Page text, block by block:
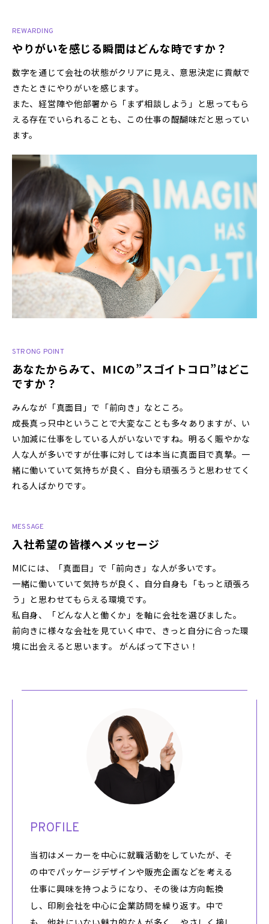
REWARDING
やりがいを感じる瞬間はどんな時ですか？
数字を通じて会社の状態がクリアに見え、意思決定に貢献で
きたときにやりがいを感じます。
また、経営陣や他部署から「まず相談しよう」と思ってもら
える存在でいられることも、この仕事の醍醐味だと思ってい
ます。
STRONG POINT
あなたからみて、MICの”スゴイトコロ”はどこ
ですか？
みんなが「真面目」で「前向き」なところ。
成長真っ只中ということで大変なことも多々ありますが、い
い加減に仕事をしている人がいないですね。明るく賑やかな
人な人が多いですが仕事に対しては本当に真面目で真摯。一
緒に働いていて気持ちが良く、自分も頑張ろうと思わせてく
れる人ばかりです。
MESSAGE
入社希望の皆様へメッセージ
MICには、「真面目」で「前向き」な人が多いです。
一緒に働いていて気持ちが良く、自分自身も「もっと頑張ろ
う」と思わせてもらえる環境です。
私自身、「どんな人と働くか」を軸に会社を選びました。
前向きに様々な会社を見ていく中で、きっと自分に合った環
境に出会えると思います。 がんばって下さい！
PROFILE
当初はメーカーを中心に就職活動をしていたが、そ
の中でパッケージデザインや販売企画などを考える
仕事に興味を持つようになり、その後は方向転換
し、印刷会社を中心に企業訪問を繰り返す。中で